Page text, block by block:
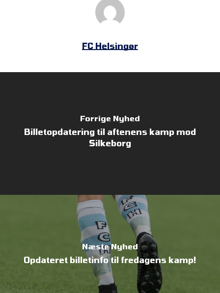
FC Helsingør
Forrige Nyhed
Billetopdatering til aftenens kamp mod
Silkeborg
Næste Nyhed
Opdateret billetinfo til fredagens kamp!